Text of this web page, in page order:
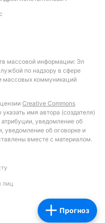
тайме.
Прогноз
массовой информации: Эл
по надзору в сфере
массовых коммуникаций
Creative Commons
имя автора (создателя)
уведомление об
уведомление об оговорке и
вместе с материалом.
лиц